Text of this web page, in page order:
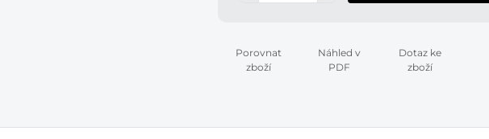
Porovnat
zboží
Náhled v
PDF
Dotaz ke
zboží